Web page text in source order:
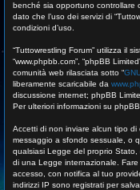
benché sia opportuno controllare
dato che l’uso dei servizi di
condizioni d’uso.
“Tuttowrestling Forum” utilizza il
“www.phpbb.com”, “phpBB
comunità web rilasciata sotto “
liberamente scaricabile da
discussione internet; phpBB
Per ulteriori informazioni su
Accetti di non inviare alcun tipo di
messaggio a sfondo sessuale, o
qualsiasi Legge del proprio Stato,
di una Legge internazionale.
accesso, con notifica al tuo
indirizzi IP sono registrati per